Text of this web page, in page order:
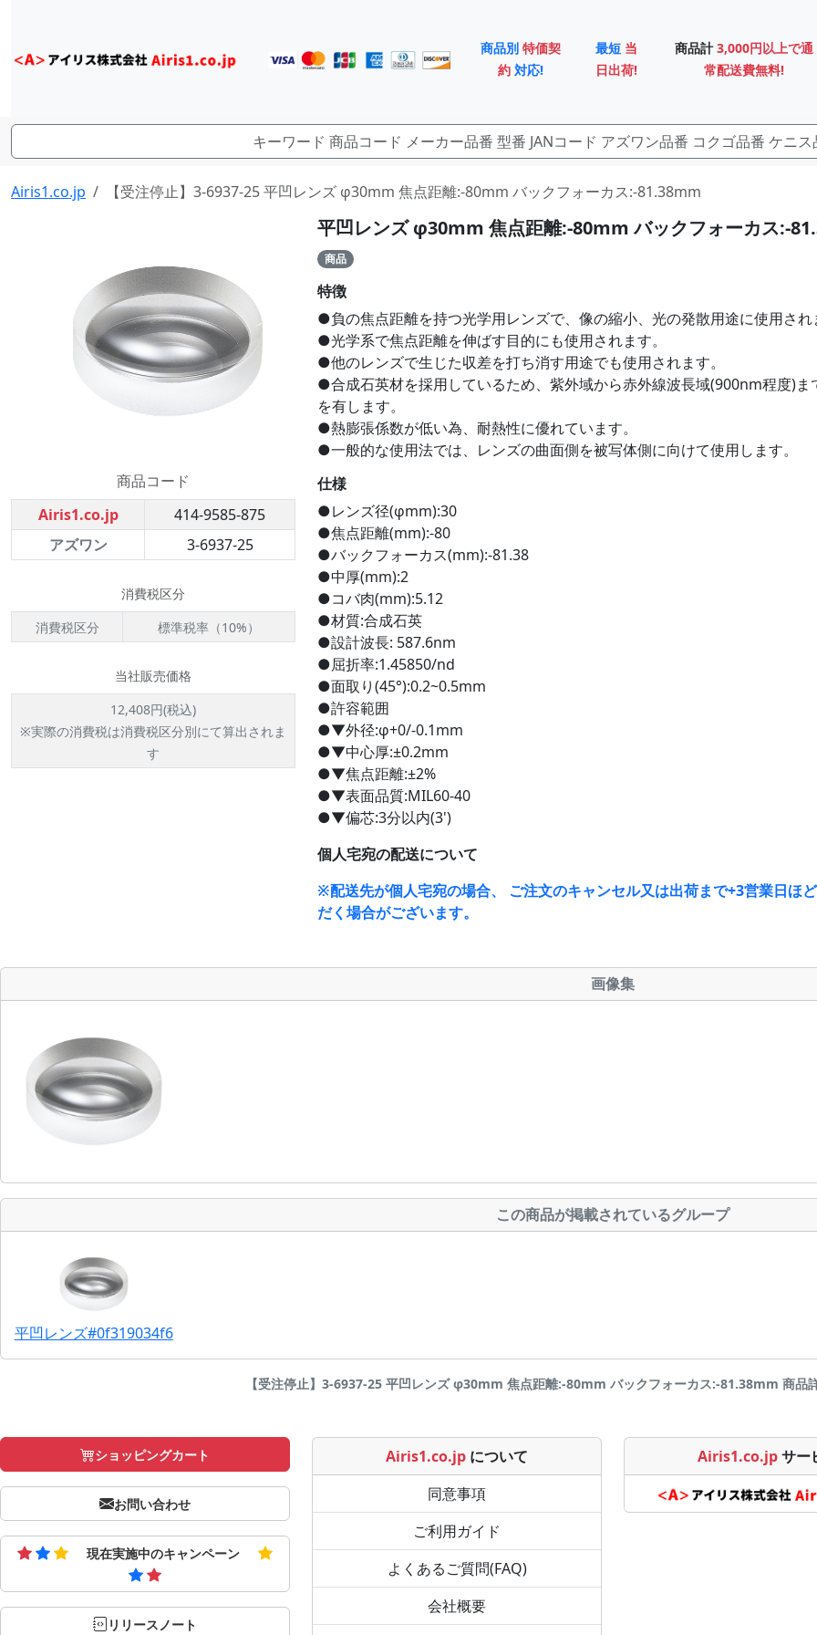
商品別 特価契
約 対応!
最短 当
日出荷!
商品計 3,000円以上で通
常配送費無料!
Airis1.co.jp 【受注停止】3-6937-25 平凹レンズ φ30mm 焦点距離:-80mm バックフォーカス:-81.38mm
商品コード
Airis1.co.jp
414-9585-875
アズワン
3-6937-25
消費税区分
消費税区分
標準税率（10%）
当社販売価格
12,408円(税込)
※実際の消費税は消費税区分別にて算出されま
す
平凹レンズ φ30mm 焦点距離:-80mm バックフォーカス:-
商品
特徴
●負の焦点距離を持つ光学用レンズで、像の縮小、光の発散用途に使用され
●光学系で焦点距離を伸ばす目的にも使用されます。
●他のレンズで生じた収差を打ち消す用途でも使用されます。
●合成石英材を採用しているため、紫外域から赤外線波長域(900nm程度)ま
を有します。
●熱膨張係数が低い為、耐熱性に優れています。
●一般的な使用法では、レンズの曲面側を被写体側に向けて使用します。
仕様
●レンズ径(φmm):30
●焦点距離(mm):-80
●バックフォーカス(mm):-81.38
●中厚(mm):2
●コバ肉(mm):5.12
●材質:合成石英
●設計波長: 587.6nm
●屈折率:1.45850/nd
●面取り(45°):0.2~0.5mm
●許容範囲
●▼外径:φ+0/-0.1mm
●▼中心厚:±0.2mm
●▼焦点距離:±2%
●▼表面品質:MIL60-40
●▼偏芯:3分以内(3')
個人宅宛の配送について
※配送先が個人宅宛の場合、 ご注文のキャンセル又は出荷まで+3営業日ほ
だく場合がございます。
画像集
この商品が掲載されているグループ
平凹レンズ#0f319034f6
【受注停止】3-6937-25 平凹レンズ φ30mm 焦点距離:-80mm バックフォーカス:-81.38mm 商
ショッピングカート
お問い合わせ
現在実施中のキャンペーン
リリースノート
Airis1.co.jp について
同意事項
ご利用ガイド
よくあるご質問(FAQ)
会社概要
Airis1.co.jpサー